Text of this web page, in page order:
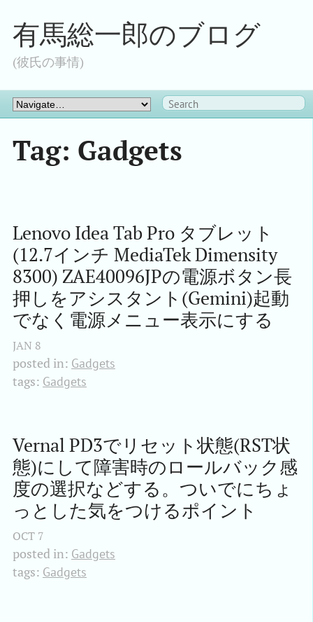
有馬総一郎のブログ
(彼氏の事情)
Tag: Gadgets
Lenovo Idea Tab Pro タブレット
(12.7インチ MediaTek Dimensity
8300) ZAE40096JPの電源ボタン長
押しをアシスタント(Gemini)起動
でなく電源メニュー表示にする
JAN 8
posted in: Gadgets
tags: Gadgets
Vernal PD3でリセット状態(RST状
態)にして障害時のロールバック感
度の選択などする。ついでにちょ
っとした気をつけるポイント
OCT 7
posted in: Gadgets
tags: Gadgets